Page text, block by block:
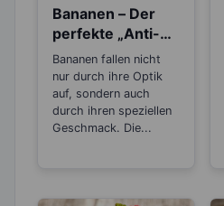
Bananen – Der
perfekte „Anti-
Stress“-Snack
Bananen fallen nicht
nur durch ihre Optik
auf, sondern auch
durch ihren speziellen
Geschmack. Die...